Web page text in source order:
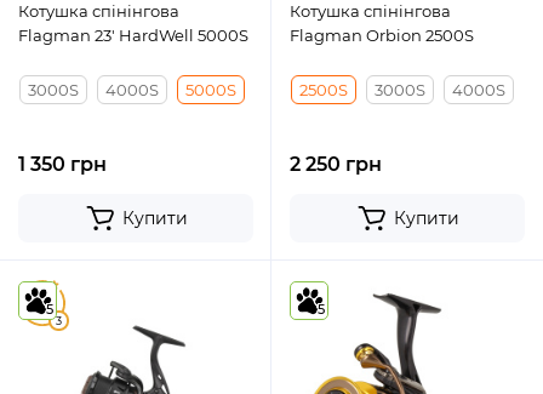
Котушка спінінгова
Flagman 23' HardWell 5000S
3000S 4000S 5000S
1 350 грн
Купити
Котушка спінінгова
Flagman Orbion 2500S
2500S 3000S 4000S
2 250 грн
Купити
5
3
5 5